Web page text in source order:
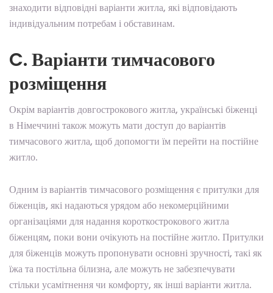
знаходити відповідні варіанти житла, які відповідають
індивідуальним потребам і обставинам.
C. Варіанти тимчасового
розміщення
Окрім варіантів довгострокового житла, українські біженці
в Німеччині також можуть мати доступ до варіантів
тимчасового житла, щоб допомогти їм перейти на постійне
житло.
Одним із варіантів тимчасового розміщення є притулки для
біженців, які надаються урядом або некомерційними
організаціями для надання короткострокового житла
біженцям, поки вони очікують на постійне житло. Притулки
для біженців можуть пропонувати основні зручності, такі як
їжа та постільна білизна, але можуть не забезпечувати
стільки усамітнення чи комфорту, як інші варіанти житла.